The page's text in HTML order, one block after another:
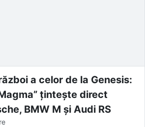
a celor de la Genesis:
țintește direct
BMW M și Audi RS